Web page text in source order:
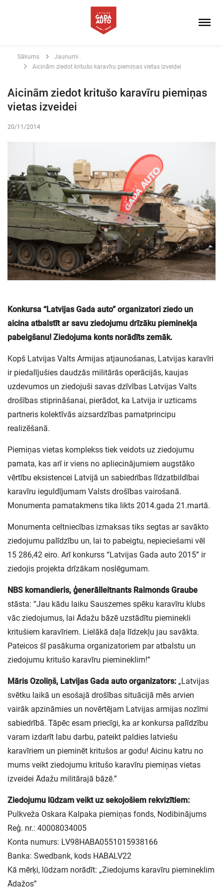
Sākums
Jaunumi
Aicinām ziedot kritušo karavīru piemiņas vietas izveidei
Aicinām ziedot kritušo karavīru piemiņas
vietas izveidei
20/11/2014
Konkursa “Latvijas Gada auto” organizatori ziedo un
aicina atbalstīt ar savu ziedojumu drīzāku pieminekļa
pabeigšanu! Ziedojuma konts norādīts zemāk.
Kopš Latvijas Valts Armijas atjaunošanas, Latvijas karavīri
ir piedalījušies daudzās militārās operācijās, kaujas
uzdevumos un ziedojuši savas dzīvības Latvijas Valts
drošības stiprināšanai, pierādot, ka Latvija ir uzticams
partneris kolektīvās aizsardzības pamatprincipu
realizēšanā.
Piemiņas vietas komplekss tiek veidots uz ziedojumu
pamata, kas arī ir viens no apliecinājumiem augstāko
vērtību eksistencei Latvijā un sabiedrības līdzatbildībai
karavīru ieguldījumam Valsts drošības vairošanā.
Monumenta pamatakmens tika likts 2014.gada 21.martā.
Monumenta celtniecības izmaksas tiks segtas ar savākto
ziedojumu palīdzību un, lai to pabeigtu, nepieciešami vēl
15 286,42 eiro. Arī konkurss “Latvijas Gada auto 2015” ir
ziedojis projekta drīzākam noslēgumam.
NBS komandieris, ģenerālleitnants Raimonds Graube
stāsta: “Jau kādu laiku Sauszemes spēku karavīru klubs
vāc ziedojumus, lai Ādažu bāzē uzstādītu pieminekli
kritušiem karavīriem. Lielākā daļa līdzekļu jau savākta.
Pateicos šī pasākuma organizatoriem par atbalstu un
ziedojumu kritušo karavīru piemineklim!”
Māris Ozoliņš, Latvijas Gada auto organizators: „Latvijas
svētku laikā un esošajā drošības situācijā mēs arvien
vairāk apzināmies un novērtējam Latvijas armijas nozīmi
sabiedrībā. Tāpēc esam priecīgi, ka ar konkursa palīdzību
varam izdarīt labu darbu, pateikt paldies latviešu
karavīriem un pieminēt kritušos ar godu! Aicinu katru no
mums veikt ziedojumu kritušo karavīru piemiņas vietas
izveidei Ādažu militārajā bāzē.”
Ziedojumu lūdzam veikt uz sekojošiem rekvizītiem:
Pulkveža Oskara Kalpaka piemiņas fonds, Nodibinājums
Reģ. nr.: 40008034005
Konta numurs: LV98HABA0551015938166
Banka: Swedbank, kods HABALV22
Kā mērķi, lūdzam norādīt: „Ziedojums karavīru piemineklim
Ādažos”